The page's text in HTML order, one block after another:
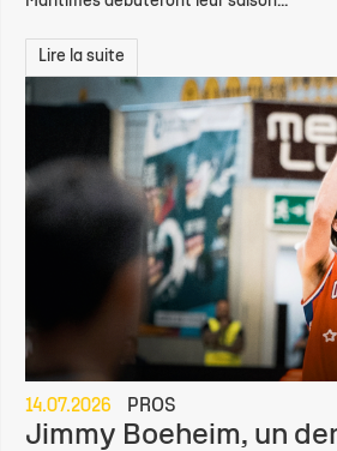
Lire la suite
14.07.2026 PROS
Jimmy Boeheim, un